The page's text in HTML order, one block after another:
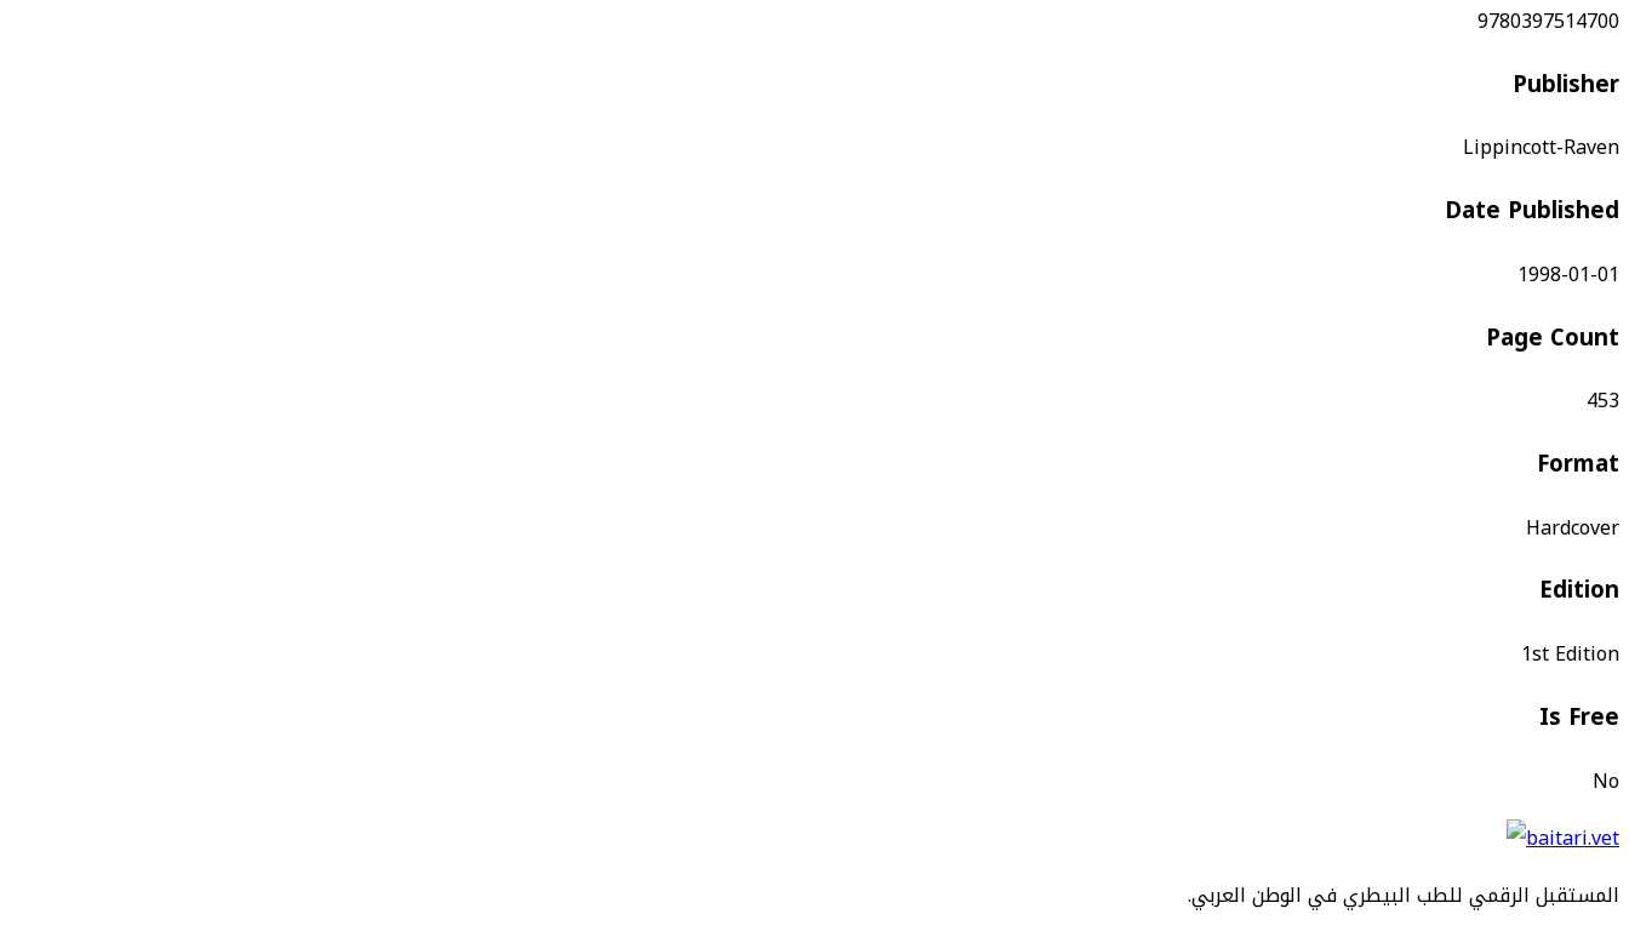
9780397514700
Publisher
Lippincott-Raven
Date Published
1998-01-01
Page Count
453
Format
Hardcover
Edition
1st Edition
Is Free
No
المستقبل الرقمي للطب البيطري في الوطن العربي.